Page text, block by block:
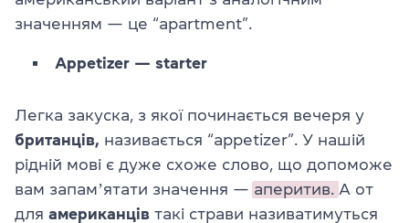
значенням — це “apartment”.
Appetizer — starter
Легка закуска, з якої починається вечеря у
британців, називається “appetizer”. У нашій
рідній мові є дуже схоже слово, що допоможе
вам запамʼятати значення — аперитив. А от
для американців такі страви називатимуться